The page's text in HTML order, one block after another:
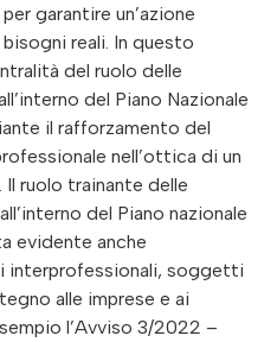
garantire un’azione
reali. In questo
del ruolo delle
del Piano Nazionale
il rafforzamento del
nell’ottica di un
ruolo trainante delle
del Piano nazionale
evidente anche
interprofessionali, soggetti
alle imprese e ai
l’Avviso 3/2022 –